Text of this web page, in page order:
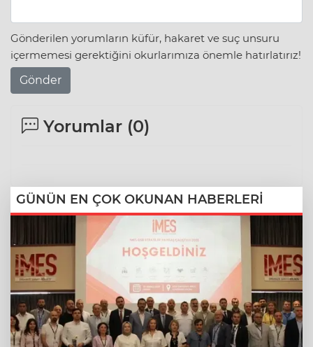
Gönderilen yorumların küfür, hakaret ve suç unsuru
içermemesi gerektiğini okurlarımıza önemle hatırlatırız!
Gönder
Yorumlar (0)
GÜNÜN EN ÇOK OKUNAN HABERLERİ